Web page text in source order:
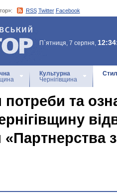
RSS Twitter Facebook
П`ятниця, 7 серпня,
Культурна
Чернігівщина
потреби та
«Партнерства